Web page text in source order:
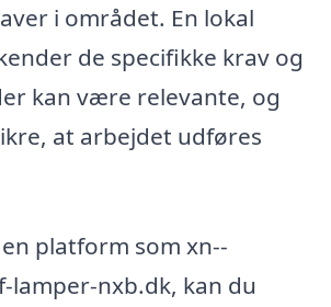
i området. En lokal
de specifikke krav og
kan være relevante, og
at arbejdet udføres
platform som xn--
lamper-nxb.dk, kan du